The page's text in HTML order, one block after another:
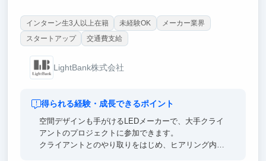
インターン生3人以上在籍 未経験OK
メーカー業界
スタートアップ
交通費支給
LightBank株式会社
得られる経験・成長できるポイント
空間デザインも手がけるLEDメーカーで、大手クライ
アントのプロジェクトに参加できます。
クライアントとのやり取りをはじめ、ヒアリング内容